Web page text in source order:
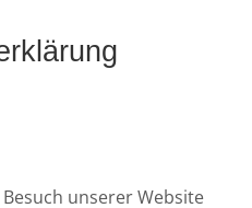
unserer Website